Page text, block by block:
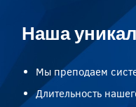
Наша
Мы преподаем
Длительность